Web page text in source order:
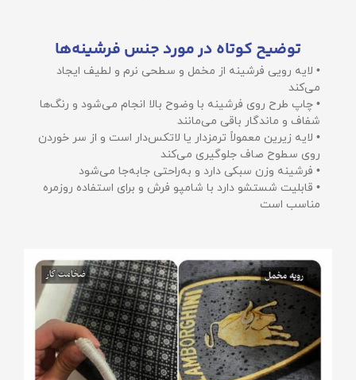
توضیح کوتاه در مورد جنس فرشینه‌ها
• لایه رویی فرشینه از مخمل و سطحی نرم و لطیف ایجاد
می‌کند
• چاپ طرح روی فرشینه با وضوح بالا انجام می‌شود و رنگ‌ها
شفاف و ماندگار باقی می‌مانند
• لایه زیرین معمولاً ترمزدار یا لاتکس‌دار است و از سر خوردن
روی سطوح صاف جلوگیری می‌کند
• فرشینه وزن سبکی دارد و به‌راحتی جابه‌جا می‌شود
• قابلیت شستشو دارد با شامپو فرش و برای استفاده روزمره
مناسب است